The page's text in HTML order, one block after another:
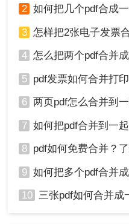
2 如何把几个pdf合成一个
3 怎样把2张电子发票合并成
4 怎么把两个pdf合并成一
5 pdf发票如何合并打印
6 两页pdf怎么合并到一页
7 如何把pdf合并到一起打
8 pdf如何免费合并？
9 如何把多个pdf合并成一
10 三张pdf如何合并成一